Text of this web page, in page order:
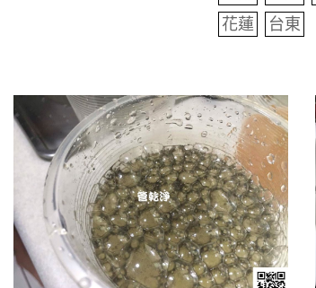
花蓮
台東